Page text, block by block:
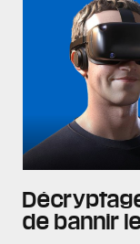
de bannir